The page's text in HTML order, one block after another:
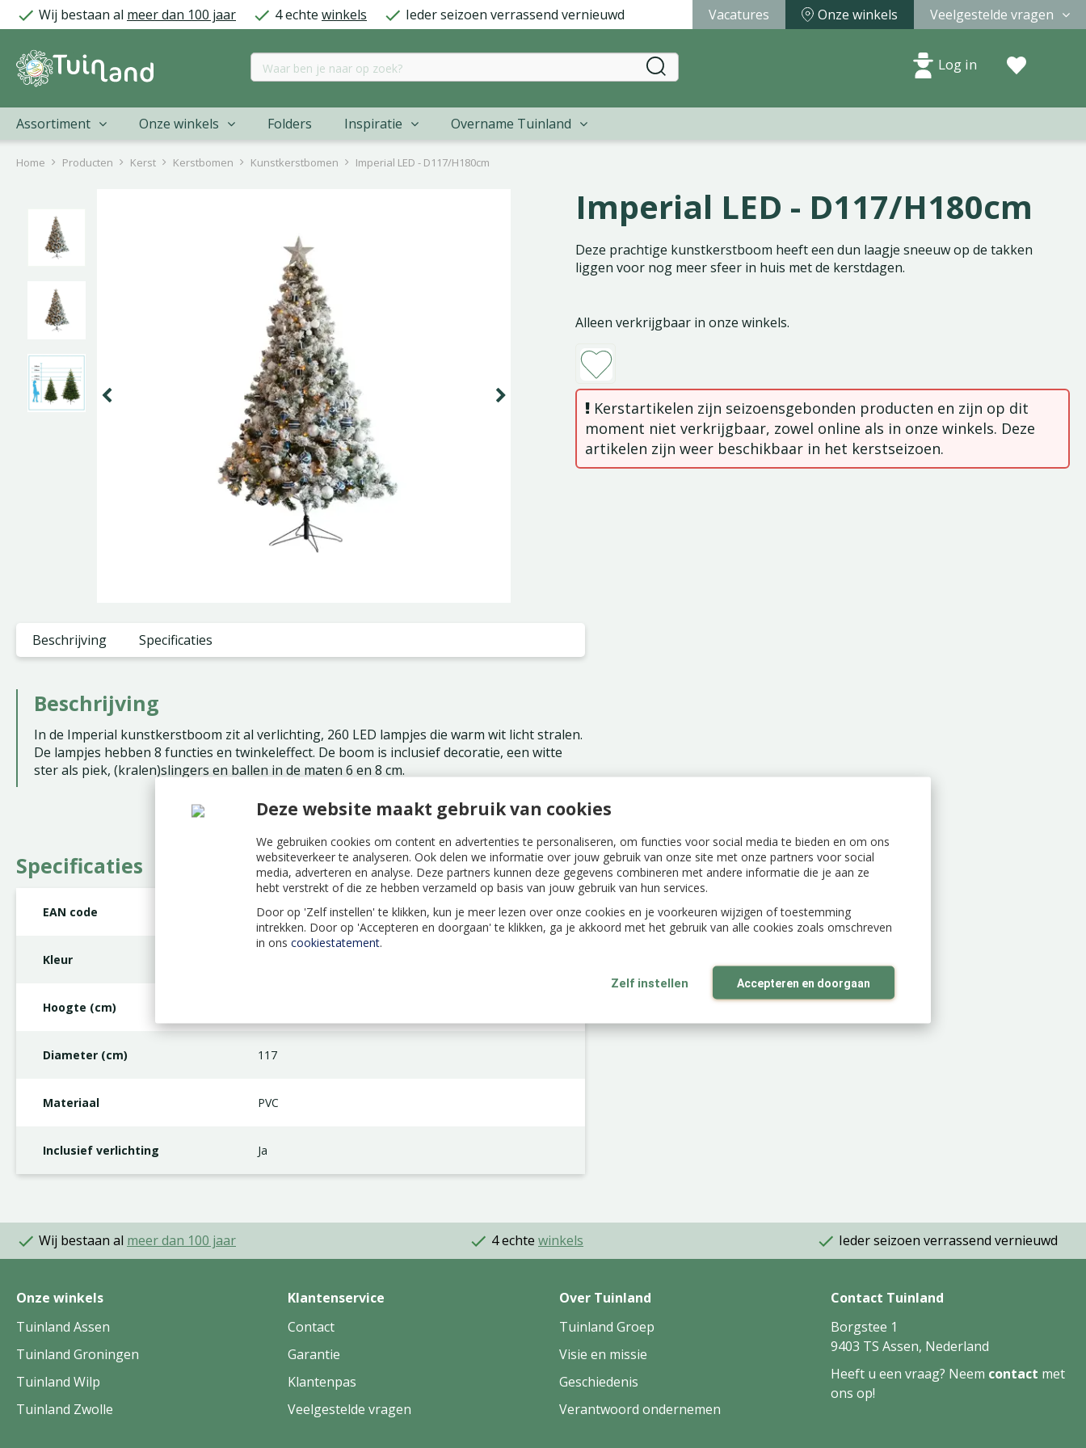
Deze website maakt gebruik van cookies
We gebruiken cookies om content en advertenties te personaliseren, om functies voor social media te bieden en om ons
websiteverkeer te analyseren. Ook delen we informatie over jouw gebruik van onze site met onze partners voor social
media, adverteren en analyse. Deze partners kunnen deze gegevens combineren met andere informatie die je aan ze
hebt verstrekt of die ze hebben verzameld op basis van jouw gebruik van hun services.
Door op 'Zelf instellen' te klikken, kun je meer lezen over onze cookies en je voorkeuren wijzigen of toestemming
intrekken. Door op 'Accepteren en doorgaan' te klikken, ga je akkoord met het gebruik van alle cookies zoals omschreven
in ons cookiestatement.
Zelf instellen Accepteren en doorgaan
naar
Home Producten Kerst Kerstbomen Kunstkerstbomen Imperial LED - D117/H180cm
Wij bestaan al meer dan 100 jaar 4 echte winkels Ieder seizoen verrassend vernieuwd Vacatures Onze winkels Veelgestelde vragen
Log in
Assortiment Onze winkels Folders Inspiratie Overname Tuinland
Imperial LED - D117/H180cm
Deze prachtige kunstkerstboom heeft een dun laagje sneeuw op de takken
liggen voor nog meer sfeer in huis met de kerstdagen.
Alleen verkrijgbaar in onze winkels.
Kerstartikelen zijn seizoensgebonden producten en zijn op dit
moment niet verkrijgbaar, zowel online als in onze winkels. Deze
artikelen zijn weer beschikbaar in het kerstseizoen.
Beschrijving Specificaties
Beschrijving
In de Imperial kunstkerstboom zit al verlichting, 260 LED lampjes die warm wit licht stralen.
De lampjes hebben 8 functies en twinkeleffect. De boom is inclusief decoratie, een witte
ster als piek, (kralen)slingers en ballen in de maten 6 en 8 cm.
Specificaties
EAN code 8720194476550
Kleur
Hoogte (cm)
Diameter (cm) 117
Materiaal PVC
Inclusief verlichting Ja
Wij bestaan al meer dan 100 jaar 4 echte winkels Ieder seizoen verrassend vernieuwd
Onze winkels
Tuinland Assen
Tuinland Groningen
Tuinland Wilp
Tuinland Zwolle
Klantenservice
Contact
Garantie
Klantenpas
Veelgestelde vragen
Over Tuinland
Tuinland Groep
Visie en missie
Geschiedenis
Verantwoord ondernemen
Contact Tuinland
Borgstee 1
9403 TS Assen, Nederland
Heeft u een vraag? Neem contact met
ons op!